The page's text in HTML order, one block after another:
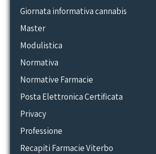
Giornata informativa cannabis
Master
Modulistica
Normativa
Normative Farmacie
Posta Elettronica Certificata
Privacy
Professione
Recapiti Farmacie Viterbo